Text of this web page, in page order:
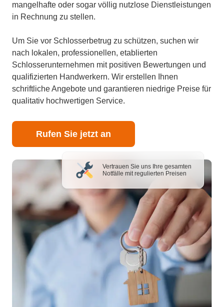
mangelhafte oder sogar völlig nutzlose Dienstleistungen
in Rechnung zu stellen.
Um Sie vor Schlosserbetrug zu schützen, suchen wir
nach lokalen, professionellen, etablierten
Schlosserunternehmen mit positiven Bewertungen und
qualifizierten Handwerkern. Wir erstellen Ihnen
schriftliche Angebote und garantieren niedrige Preise für
qualitativ hochwertigen Service.
Rufen Sie jetzt an
Vertrauen Sie uns Ihre gesamten
Notfälle mit regulierten Preisen